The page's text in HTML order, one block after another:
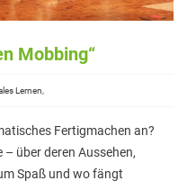
Mobbing“
Lernen,
Fertigmachen an?
– über deren Aussehen,
Spaß und wo fängt